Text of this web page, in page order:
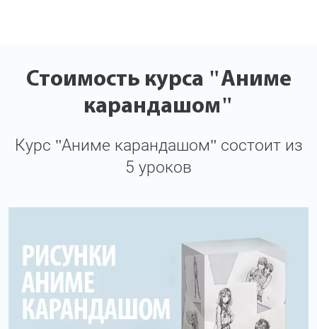
Стоимость курса "Аниме
карандашом"
Курс "Аниме карандашом" состоит из
5 уроков